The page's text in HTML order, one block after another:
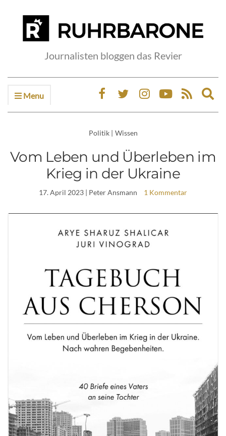
Journalisten bloggen das Revier
Menu
Politik | Wissen
Vom Leben und Überleben im
Krieg in der Ukraine
17. April 2023 | Peter Ansmann 1 Kommentar